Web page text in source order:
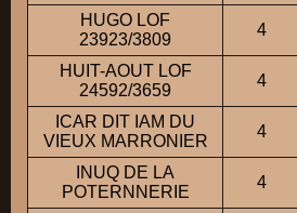
HUGO LOF
23923/3809
4
HUIT-AOUT LOF
24592/3659
4
ICAR DIT IAM DU
VIEUX MARRONIER
4
INUQ DE LA
POTERNNERIE
4